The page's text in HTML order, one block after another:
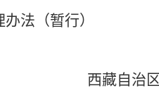
法（暂行）
西藏自治